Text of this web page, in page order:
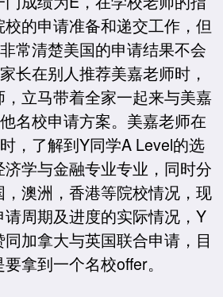
的申请准备和递交工作，但
常清楚美国的申请结果不会
长在别人推荐美嘉老师时，
立马带着全家一起来与美嘉
名校申请方案。美嘉老师在
，了解到Y同学A Level的选
学与金融专业专业，同时分
澳洲，香港等院校情况，现
周期及进度的实际情况，Y
加拿大与英国联合申请，目
拿到一个名校offer。